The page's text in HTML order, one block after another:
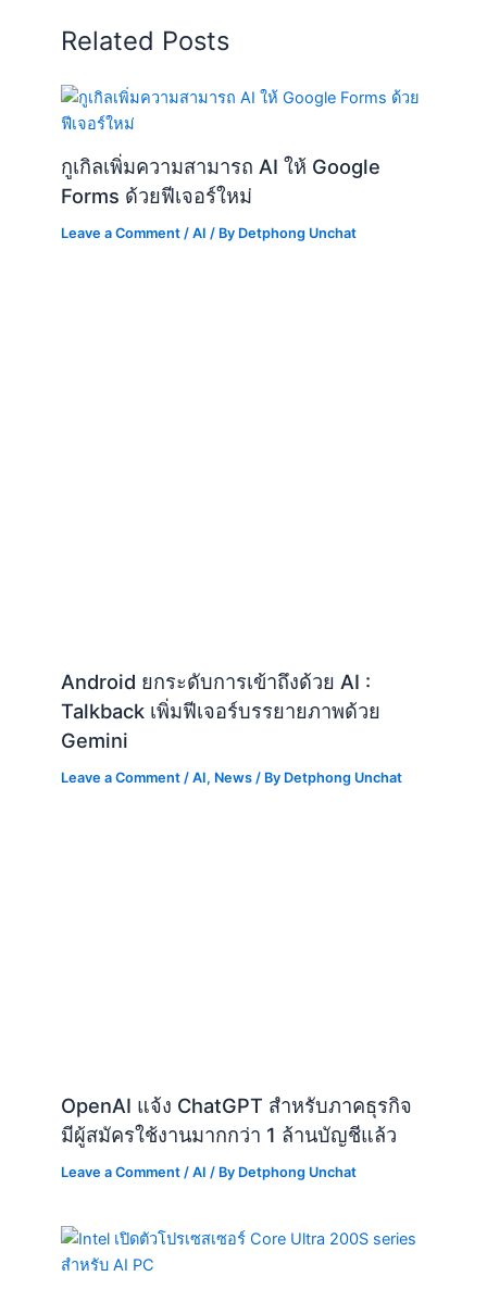
Related Posts
กูเกิลเพิ่มความสามารถ AI ให้ Google
Forms ด้วยฟีเจอร์ใหม่
Leave a Comment /AI / By Detphong Unchat
Android ยกระดับการเข้าถึงด้วย AI :
Talkback เพิ่มฟีเจอร์บรรยายภาพด้วย
Gemini
Leave a Comment /AI, News / By Detphong Unchat
OpenAI แจ้ง ChatGPT สำหรับภาคธุรกิจ
มีผู้สมัครใช้งานมากกว่า 1 ล้านบัญชีแล้ว
Leave a Comment /AI / By Detphong Unchat